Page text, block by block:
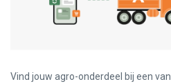
Vind jouw agro-onderdeel bij een